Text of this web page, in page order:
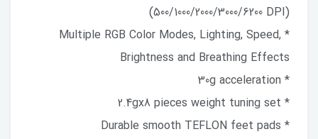
(500/1000/2000/3000/6200 DPI)
* Multiple RGB Color Modes, Lighting, Speed,
Brightness and Breathing Effects
* 30g acceleration
* 2.4gx8 pieces weight tuning set
* Durable smooth TEFLON feet pads